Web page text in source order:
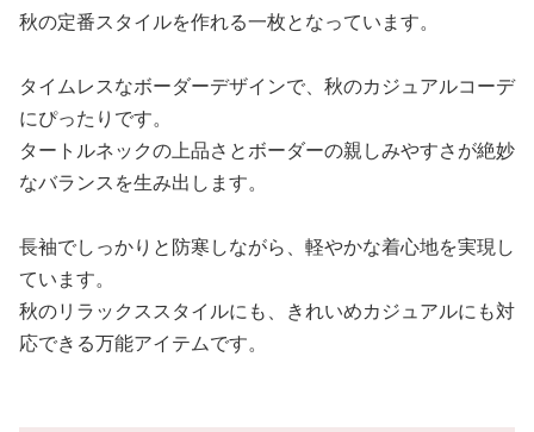
秋の定番スタイルを作れる一枚となっています。
タイムレスなボーダーデザインで、秋のカジュアルコーデ
にぴったりです。
タートルネックの上品さとボーダーの親しみやすさが絶妙
なバランスを生み出します。
長袖でしっかりと防寒しながら、軽やかな着心地を実現し
ています。
秋のリラックススタイルにも、きれいめカジュアルにも対
応できる万能アイテムです。